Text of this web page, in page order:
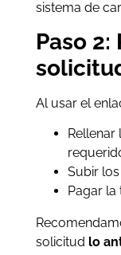
sistema de
Paso
Al usar el
Subir
Pagar
solicitud lo